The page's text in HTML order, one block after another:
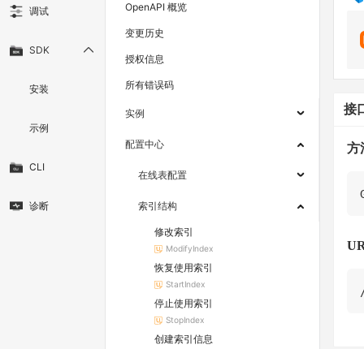
调试
SDK
安装
示例
CLI
诊断
OpenAPI 概览
变更历史
授权信息
所有错误码
实例
配置中心
在线表配置
索引结构
修改索引
ModifyIndex
恢复使用索引
StartIndex
停止使用索引
StopIndex
创建索引信息
接
方